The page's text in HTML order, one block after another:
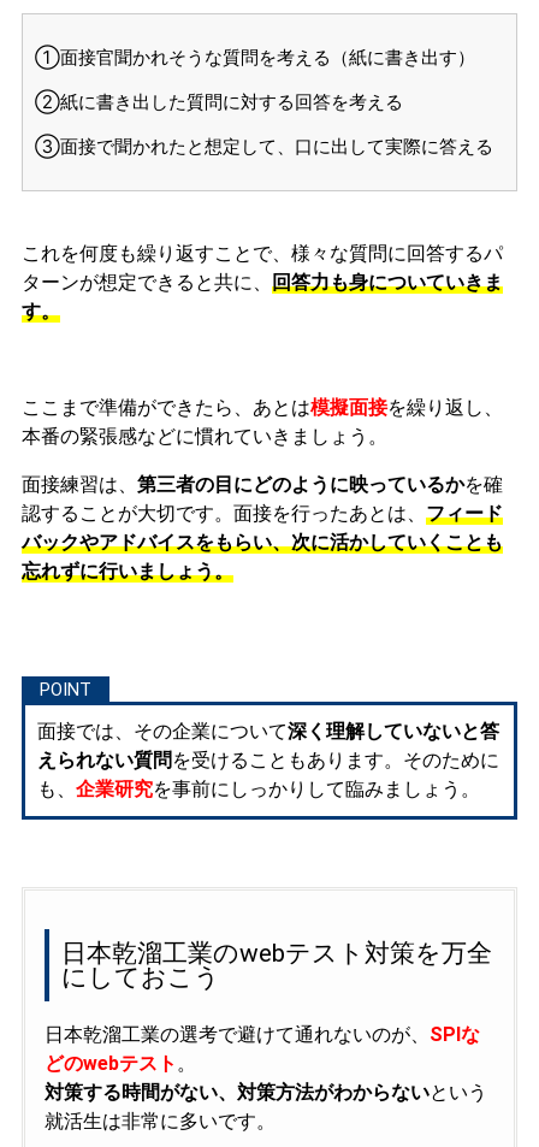
①面接官聞かれそうな質問を考える（紙に書き出す）
②紙に書き出した質問に対する回答を考える
③面接で聞かれたと想定して、口に出して実際に答える
これを何度も繰り返すことで、様々な質問に回答するパ
ターンが想定できると共に、 回答力も身についていきま
す。
ここまで準備ができたら、あとは模擬面接を繰り返し、
本番の緊張感などに慣れていきましょう。
面接練習は、 第三者の目にどのように映っているかを確
認することが大切です。面接を行ったあとは、 フィード
バックやアドバイスをもらい、次に活かしていくことも
忘れずに行いましょう。
面接では、その企業について深く理解していないと答
えられない質問 を受けることもあります。そのために
も、 企業研究を事前にしっかりして臨みましょう。
日本乾溜工業のwebテスト対策を万全
にしておこう
日本乾溜工業の選考で避けて通れないのが、 SPIな
どのwebテスト 。
対策する時間がない、対策方法がわからないという
就活生は非常に多いです。